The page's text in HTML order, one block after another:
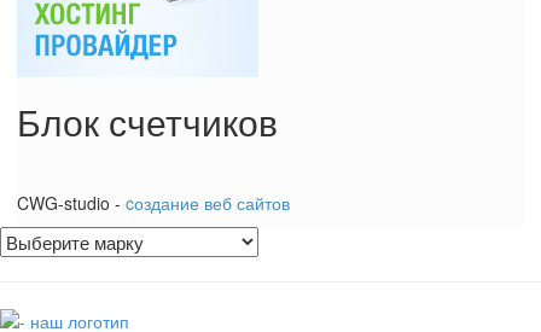
Блок счетчиков
CWG-studio - cоздание веб сайтов